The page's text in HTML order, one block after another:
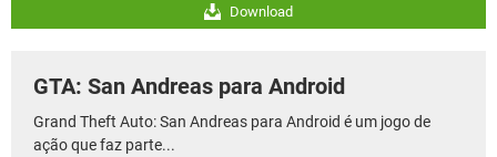
Download
GTA: San Andreas para Android
Grand Theft Auto: San Andreas para Android é um jogo de
ação que faz parte...